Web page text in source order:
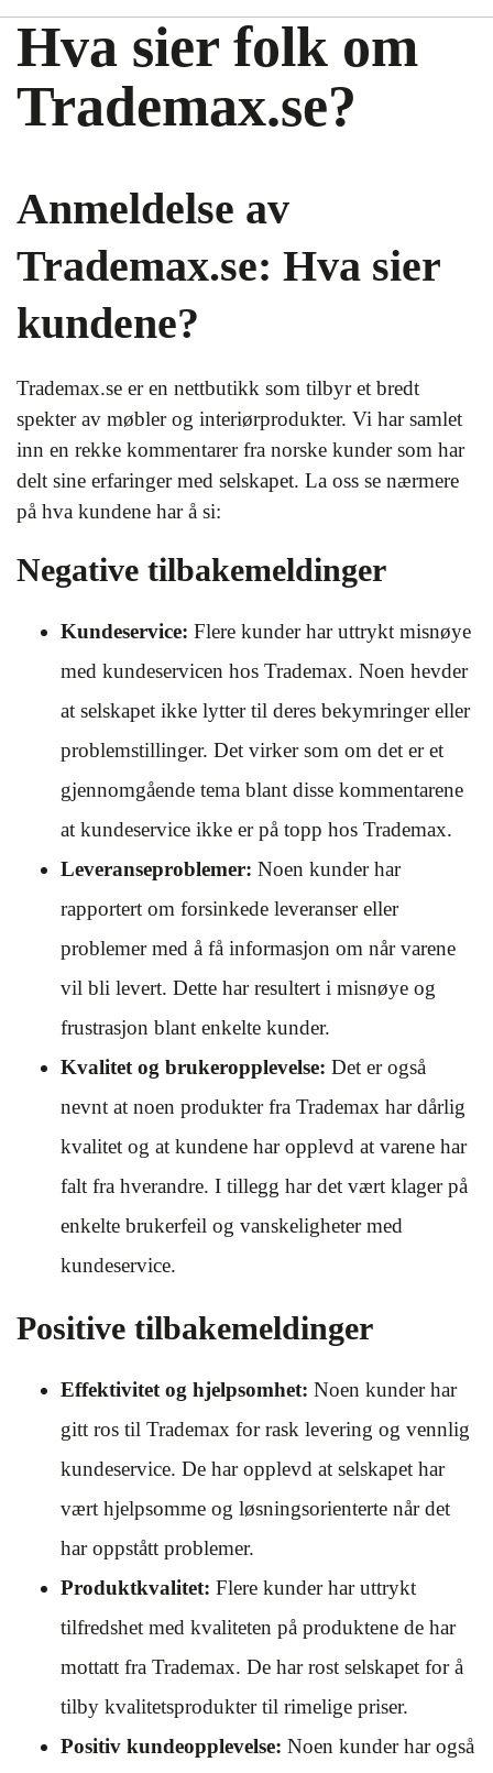
Hva sier folk om
Trademax.se?
Anmeldelse av
Trademax.se: Hva sier
kundene?
Trademax.se er en nettbutikk som tilbyr et bredt
spekter av møbler og interiørprodukter. Vi har samlet
inn en rekke kommentarer fra norske kunder som har
delt sine erfaringer med selskapet. La oss se nærmere
på hva kundene har å si:
Negative tilbakemeldinger
Kundeservice: Flere kunder har uttrykt misnøye
med kundeservicen hos Trademax. Noen hevder
at selskapet ikke lytter til deres bekymringer eller
problemstillinger. Det virker som om det er et
gjennomgående tema blant disse kommentarene
at kundeservice ikke er på topp hos Trademax.
Leveranseproblemer: Noen kunder har
rapportert om forsinkede leveranser eller
problemer med å få informasjon om når varene
vil bli levert. Dette har resultert i misnøye og
frustrasjon blant enkelte kunder.
Kvalitet og brukeropplevelse: Det er også
nevnt at noen produkter fra Trademax har dårlig
kvalitet og at kundene har opplevd at varene har
falt fra hverandre. I tillegg har det vært klager på
enkelte brukerfeil og vanskeligheter med
kundeservice.
Positive tilbakemeldinger
Effektivitet og hjelpsomhet: Noen kunder har
gitt ros til Trademax for rask levering og vennlig
kundeservice. De har opplevd at selskapet har
vært hjelpsomme og løsningsorienterte når det
har oppstått problemer.
Produktkvalitet: Flere kunder har uttrykt
tilfredshet med kvaliteten på produktene de har
mottatt fra Trademax. De har rost selskapet for å
tilby kvalitetsprodukter til rimelige priser.
Positiv kundeopplevelse: Noen kunder har også